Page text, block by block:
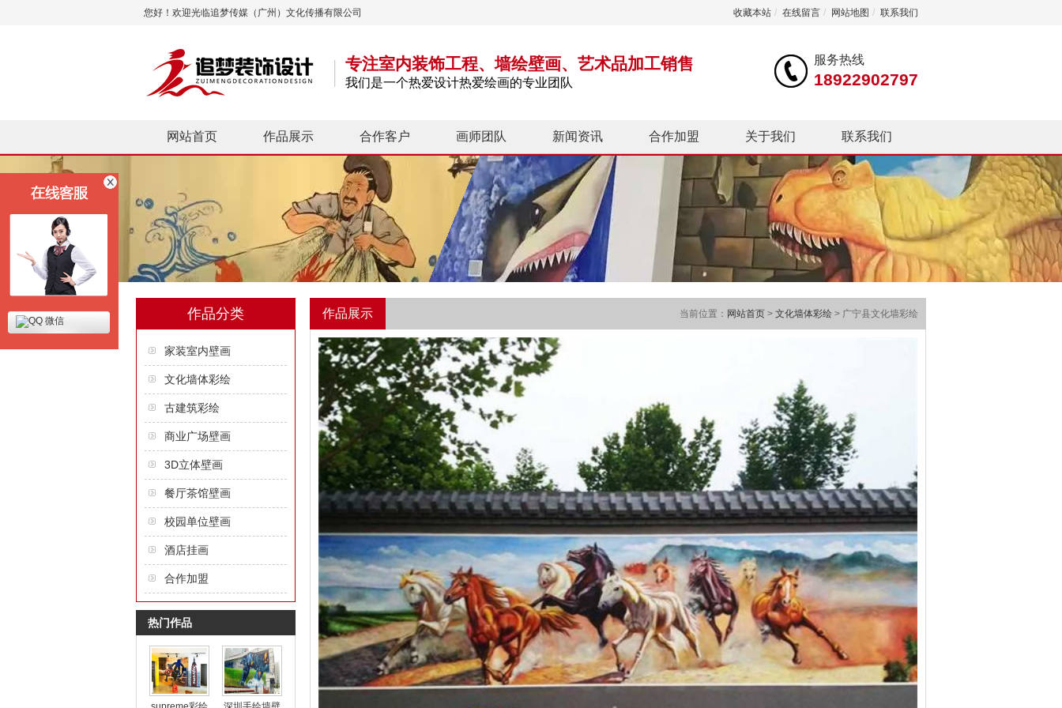
您好！欢迎光临追梦传媒（广州）文化传播有限公司 收藏本站 / 在线留言 / 网站地图 / 联系我们
专注室内装饰工程、墙绘壁画、艺术品加工销售
我们是一个热爱设计热爱绘画的专业团队
服务热线
18922902797
网站首页 作品展示 合作客户 画师团队 新闻资讯 合作加盟 关于我们 联系我们
作品分类
家装室内壁画
文化墙体彩绘
古建筑彩绘
商业广场壁画
3D立体壁画
餐厅茶馆壁画
校园单位壁画
酒店挂画
合作加盟
热门作品
作品展示 当前位置： 网站首页 > 文化墙体彩绘 > 广宁县文化墙彩绘
微信